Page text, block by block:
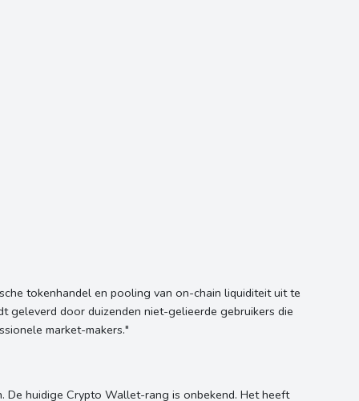
tokenhandel en pooling van on-chain liquiditeit uit te
geleverd door duizenden niet-gelieerde gebruikers die
market-makers."
De huidige Crypto Wallet-rang is onbekend. Het heeft